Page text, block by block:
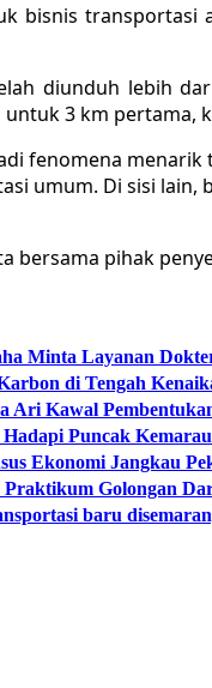
bisnis
diunduh lebih
3 km
fenomena
umum. Di sisi lain,
bersama pihak
Minta Layanan
di Tengah
Ari Kawal
Puncak Kemarau
Ekonomi Jangkau
Golongan
baru